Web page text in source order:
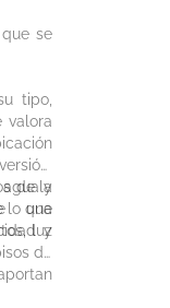
se
tipo,
valora
de la
una
y
y
lo que
luz
de